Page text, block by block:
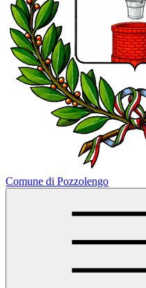
Comune di Pozzolengo